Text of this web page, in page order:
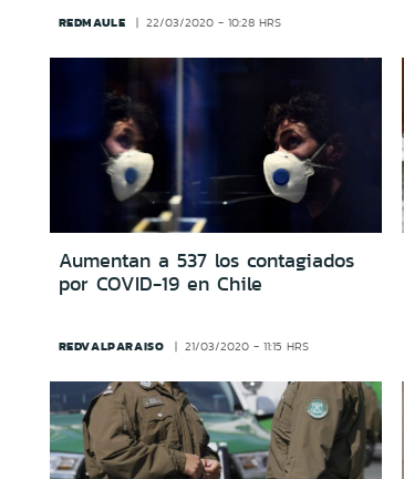
REDMAULE 22/03/2020 - 10:28 HRS
Aumentan a 537 los contagiados
por COVID-19 en Chile
REDVALPARAISO 21/03/2020 - 11:15 HRS